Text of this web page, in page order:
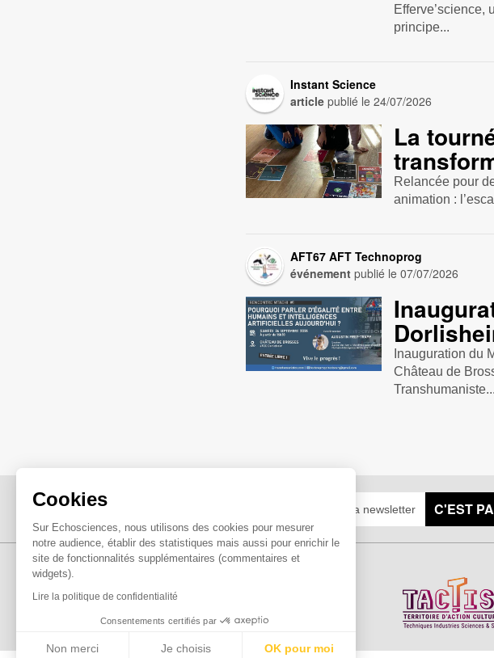
Cookies
Sur Echosciences, nous utilisons des cookies pour mesurer
notre audience, établir des statistiques mais aussi pour enrichir le
site de fonctionnalités supplémentaires (commentaires et
widgets).
Lire la politique de confidentialité
Consentements certifiés par
Non merci Je choisis OK pour moi
Efferve’science,
principe...
Instant Science
article publié le24/07/2026
La
Relancée pour
animation :
AFT67 AFT Technoprog
événement publié le07/07/2026
Inauguration du
Château de
Transhumaniste...
C'EST